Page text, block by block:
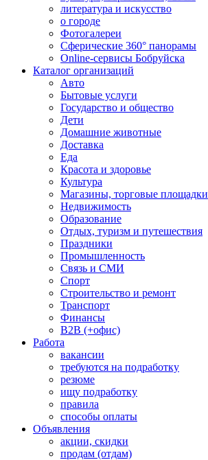
литература и искусство
о городе
Фотогалереи
Сферические 360° панорамы
Online-сервисы Бобруйска
Каталог организаций
Авто
Бытовые услуги
Государство и общество
Дети
Домашние животные
Доставка
Еда
Красота и здоровье
Культура
Магазины, торговые площадки
Недвижимость
Образование
Отдых, туризм и путешествия
Праздники
Промышленность
Связь и СМИ
Спорт
Строительство и ремонт
Транспорт
Финансы
B2B (+офис)
Работа
вакансии
требуются на подработку
резюме
ищу подработку
правила
способы оплаты
Объявления
акции, скидки
продам (отдам)